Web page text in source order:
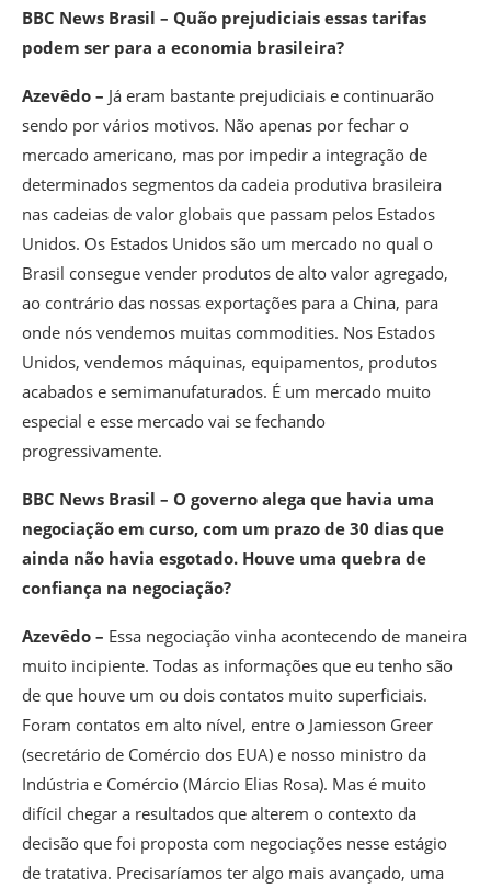
BBC News Brasil – Quão prejudiciais essas tarifas
podem ser para a economia brasileira?
Azevêdo – Já eram bastante prejudiciais e continuarão
sendo por vários motivos. Não apenas por fechar o
mercado americano, mas por impedir a integração de
determinados segmentos da cadeia produtiva brasileira
nas cadeias de valor globais que passam pelos Estados
Unidos. Os Estados Unidos são um mercado no qual o
Brasil consegue vender produtos de alto valor agregado,
ao contrário das nossas exportações para a China, para
onde nós vendemos muitas commodities. Nos Estados
Unidos, vendemos máquinas, equipamentos, produtos
acabados e semimanufaturados. É um mercado muito
especial e esse mercado vai se fechando
progressivamente.
BBC News Brasil – O governo alega que havia uma
negociação em curso, com um prazo de 30 dias que
ainda não havia esgotado. Houve uma quebra de
confiança na negociação?
Azevêdo – Essa negociação vinha acontecendo de maneira
muito incipiente. Todas as informações que eu tenho são
de que houve um ou dois contatos muito superficiais.
Foram contatos em alto nível, entre o Jamiesson Greer
(secretário de Comércio dos EUA) e nosso ministro da
Indústria e Comércio (Márcio Elias Rosa). Mas é muito
difícil chegar a resultados que alterem o contexto da
decisão que foi proposta com negociações nesse estágio
de tratativa. Precisaríamos ter algo mais avançado, uma